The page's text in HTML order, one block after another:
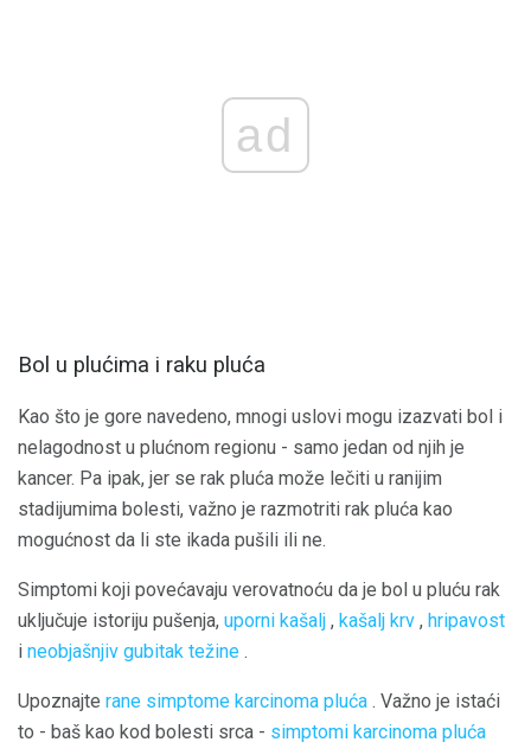
ad
Bol u plućima i raku pluća
Kao što je gore navedeno, mnogi uslovi mogu izazvati bol i
nelagodnost u plućnom regionu - samo jedan od njih je
kancer. Pa ipak, jer se rak pluća može lečiti u ranijim
stadijumima bolesti, važno je razmotriti rak pluća kao
mogućnost da li ste ikada pušili ili ne.
Simptomi koji povećavaju verovatnoću da je bol u pluću rak
uključuje istoriju pušenja, uporni kašalj , kašalj krv , hripavost
i neobjašnjiv gubitak težine .
Upoznajte rane simptome karcinoma pluća . Važno je istaći
to - baš kao kod bolesti srca - simptomi karcinoma pluća